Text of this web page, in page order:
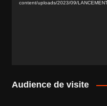
content/uploads/2023/09/
Audience de visite